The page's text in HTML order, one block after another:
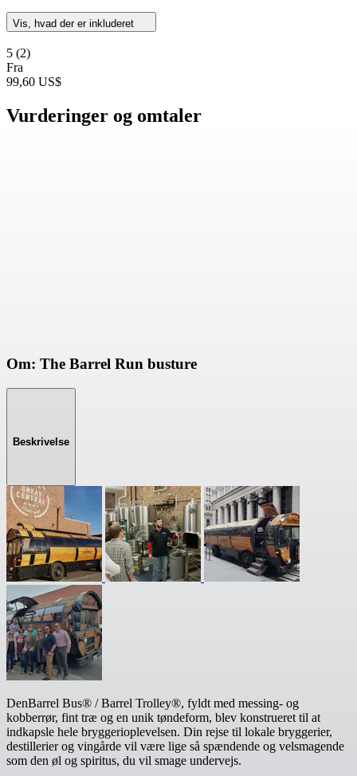
Vis, hvad der er inkluderet
5 (2)
Fra
99,60 US$
Vurderinger og omtaler
Om: The Barrel Run busture
Beskrivelse
DenBarrel Bus® / Barrel Trolley®, fyldt med messing- og
kobberrør, fint træ og en unik tøndeform, blev konstrueret til at
indkapsle hele bryggerioplevelsen. Din rejse til lokale bryggerier,
destillerier og vingårde vil være lige så spændende og velsmagende
som den øl og spiritus, du vil smage undervejs.